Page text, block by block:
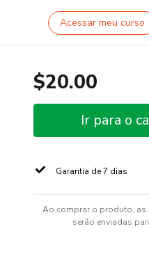
Acessar meu curso
$20.00
Ir para o
Garantia de 7 dias
Ao comprar o produto, as
serão enviadas